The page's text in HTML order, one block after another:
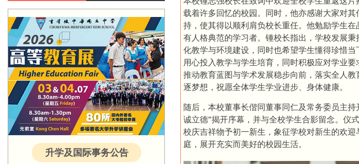
载着许多回忆的校园。同时，他亦感谢大家对其
持，使其得以顺利肩负校长重任。他勉励学生
有人格典范的学习者。锺校长指出，学校发展
化教学与环境建设，同时也希望学生懂得珍惜
用心投入教学与学生培育，同时积极应对学业
推动教育蓝图与学术发展稳步向前，落实全人
逐梦想，祝愿全体学生学业进步、身体健康。
随后，本校董事长偕同董事同仁及常务委员主
诚立德”揭开序幕，并与全校学生合影留念。仪
校庆吉祥物予初一新生，象征学校对新生的欢
庭，展开充实而美好的校园生活。
升学及国际事务公告